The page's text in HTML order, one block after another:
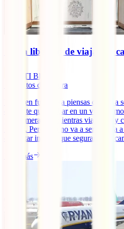
🚐 La libertad de viajar en
IATI Blog
minutos de lectura
Viajar en furgoneta piensas que va a
diferente que probar en un viaje
por primera vez mientras viajamos y
ilusión. Pero esto no va a ser así. Va
despertar interior que seguramente
Leer más